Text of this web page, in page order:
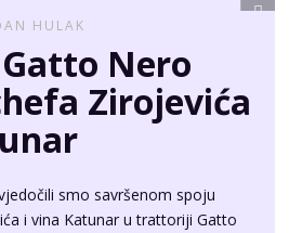
HULAK
Nero
Zirojevića
smo savršenom spoju
i vina Katunar u trattoriji Gatto